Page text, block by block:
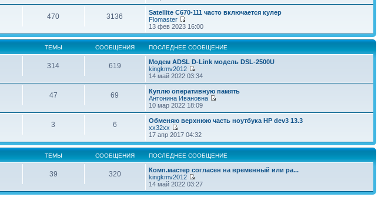
470 3136
Satellite С670-111 часто включается кулер
Flomaster
13 фев 2023 16:00
ТЕМЫ СООБЩЕНИЯ ПОСЛЕДНЕЕ СООБЩЕНИЕ
314 619
Модем ADSL D-Link модель DSL-2500U
kingkmv2012
14 май 2022 03:34
47 69
Куплю оперативную память
Антонина Ивановна
10 мар 2022 18:09
3 6
Обменяю верхнюю часть ноутбука HP dev3 13.3
xx32xx
17 апр 2017 04:32
ТЕМЫ СООБЩЕНИЯ ПОСЛЕДНЕЕ СООБЩЕНИЕ
39 320
Комп.мастер согласен на временный или ра...
kingkmv2012
14 май 2022 03:27